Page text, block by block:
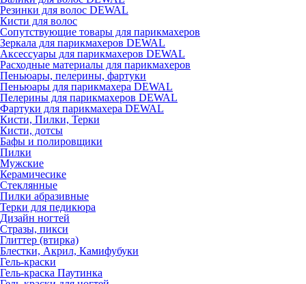
Резинки для волос DEWAL
Кисти для волос
Сопутствующие товары для парикмахеров
Зеркала для парикмахеров DEWAL
Аксессуары для парикмахеров DEWAL
Расходные материалы для парикмахеров
Пеньюары, пелерины, фартуки
Пеньюары для парикмахера DEWAL
Пелерины для парикмахеров DEWAL
Фартуки для парикмахера DEWAL
Кисти, Пилки, Терки
Кисти, дотсы
Бафы и полировщики
Пилки
Мужские
Керамичесике
Стеклянные
Пилки абразивные
Терки для педикюра
Дизайн ногтей
Стразы, пикси
Глиттер (втирка)
Блестки, Акрил, Камифубуки
Гель-краски
Гель-краска Паутинка